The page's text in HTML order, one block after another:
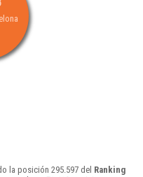
la posición 295.597 del Ranking